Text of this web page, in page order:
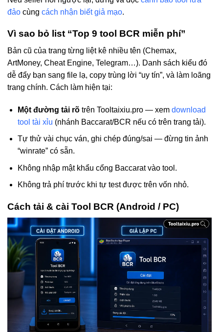
đảo cùng cách nhận biết giả mạo.
Vì sao bỏ list “Top 9 tool BCR miễn phí”
Bản cũ của trang từng liệt kê nhiều tên (Chemax,
ArtMoney, Cheat Engine, Telegram…). Danh sách kiểu đó
dễ đẩy bạn sang file lạ, copy trùng lời “uy tín”, và làm loãng
trang chính. Cách làm hiện tại:
Một đường tải rõtrên Tooltaixiu.pro — xem download
tool tài xỉu (nhánh Baccarat/BCR nếu có trên trang tải).
Tự thử vài chục ván, ghi chép đúng/sai — đừng tin ảnh
“winrate” có sẵn.
Không nhập mật khẩu cổng Baccarat vào tool.
Không trả phí trước khi tự test được trên vốn nhỏ.
Cách tải & cài Tool BCR (Android / PC)